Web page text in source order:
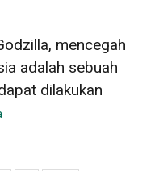
mencegah
adalah sebuah
dilakukan